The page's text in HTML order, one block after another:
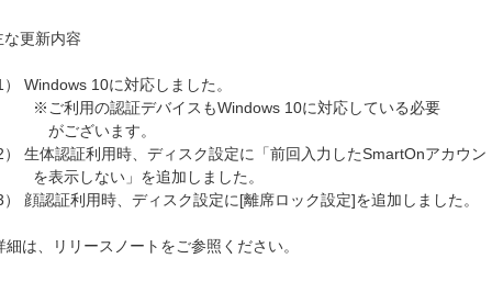
な更新内容
） Windows 10に対応しました。
利用の認証デバイスもWindows 10に対応している必要
ございます。
） 生体認証利用時、ディスク設定に「前回入力したSmartOnアカウン
示しない」を追加しました。
） 顔認証利用時、ディスク設定に[離席ロック設定]を追加しました。
は、リリースノートをご参照ください。